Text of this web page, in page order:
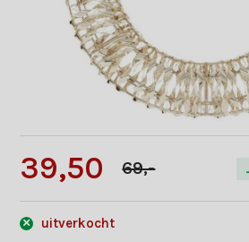
39,50 69,-
uitverkocht